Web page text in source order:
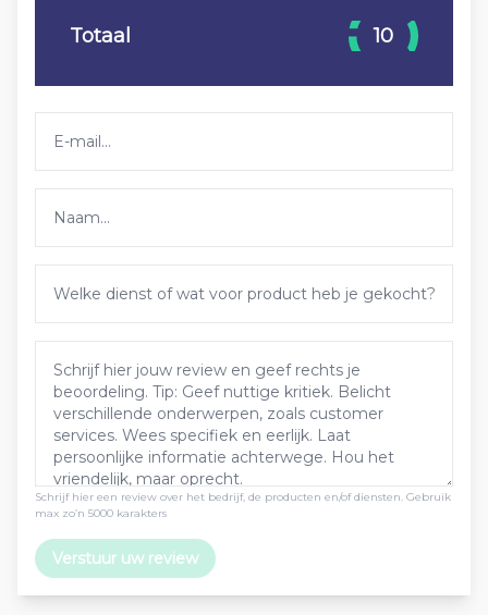
Schrijf hier een review over het bedrijf, de producten en/of diensten. Gebruik
max zo’n 5000 karakters
Verstuur uw review
Totaal 10